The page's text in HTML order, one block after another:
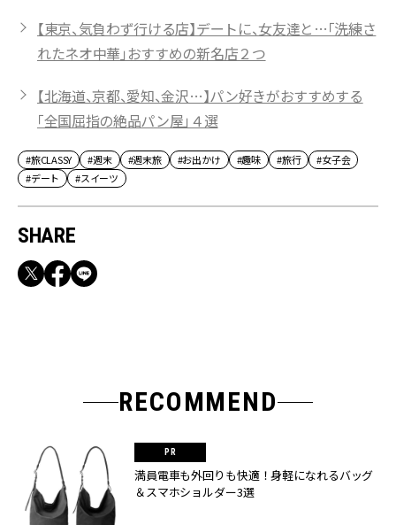
【東京、気負わず行ける店】デートに、女友達と…「洗練さ
れたネオ中華」おすすめの新名店２つ
【北海道、京都、愛知、金沢…】パン好きがおすすめする
「全国屈指の絶品パン屋」４選
#旅CLASSY #週末 #週末旅 #お出かけ #趣味 #旅行
#女子会
#デート
#スイーツ
SHARE
RECOMMEND
満員電車も外回りも快適！身軽になれるバッグ
＆スマホショルダー3選